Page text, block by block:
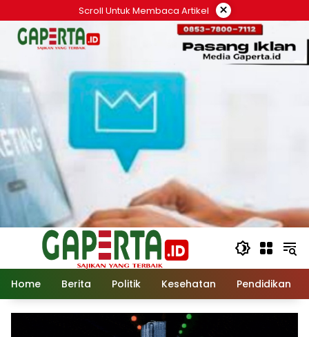
ke
konten
Scroll Untuk Membaca Artikel ×
Home Berita Politik Kesehatan Pendidikan